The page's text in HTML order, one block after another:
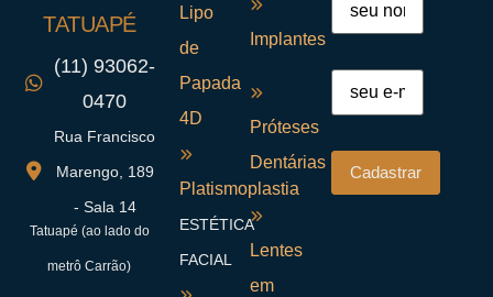
TATUAPÉ
(11) 93062-
0470
Rua Francisco
Marengo, 189
- Sala 14
Tatuapé (ao lado do
metrô Carrão)
Lipo
de
Papada
4D
Platismoplastia
ESTÉTICA
FACIAL
Implantes
Próteses
Dentárias
Lentes
em